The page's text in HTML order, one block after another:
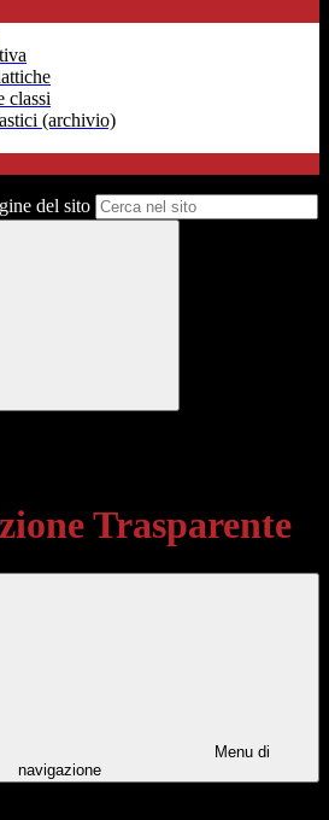
classi
(archivio)
del sito
Trasparente
Menu di
navigazione